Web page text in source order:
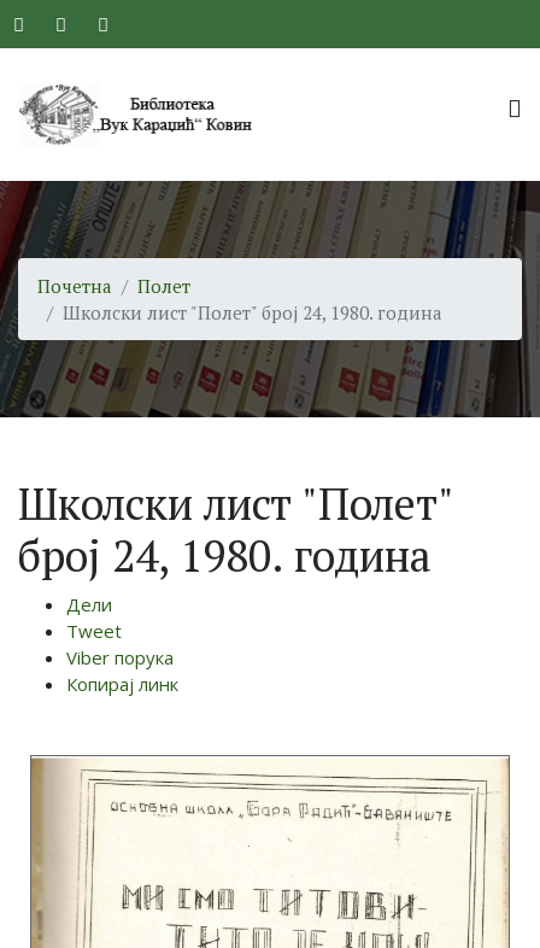
Почетна
Полет
Школски лист "Полет" број 24, 1980. година
Школски лист "Полет"
број 24, 1980. година
Дели
Tweet
Viber порука
Копирај линк